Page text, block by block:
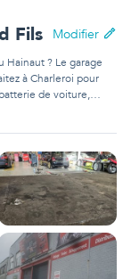
Fils Modifier
Hainaut ? Le garage
de voiture,
Le garage Garage
Levorg, Kia Joice, Kia
des clients
recherche d'un
vous avez
sa page
prestige des garages
un garage